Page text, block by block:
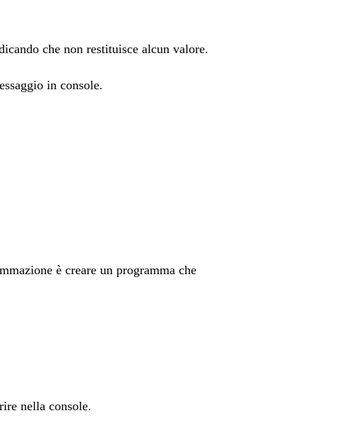
che non restituisce alcun valore.
in console.
è creare un programma che
nella console.